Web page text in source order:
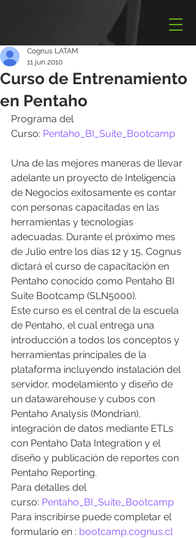
Curso de Entrenamiento
en Pentaho
Cognus LATAM
11 jun 2010
Programa del
Curso: Pentaho_BI_Suite_Bootcamp
Una de las mejores maneras de llevar
adelante un proyecto de Inteligencia
de Negocios exitosamente es contar
con personas capacitadas en las
herramientas y tecnologías
adecuadas. Durante el próximo mes
de Julio entre los días 12 y 15, Cognus
dictará el curso de capacitación en
Pentaho conocido como Pentaho BI
Suite Bootcamp (SLN5000).
Este curso es el central de la escuela
de Pentaho, el cual entrega una
introducción a todos los conceptos y
herramientas principales de la
plataforma incluyendo instalación del
servidor, modelamiento y diseño de
un datawarehouse y cubos con
Pentaho Analysis (Mondrian),
integración de datos mediante ETLs
con Pentaho Data Integration y el
diseño y publicación de reportes con
Pentaho Reporting.
Para detalles del
curso: Pentaho_BI_Suite_Bootcamp
Para inscribirse puede completar el
formulario en : bootcamp.cognus.cl